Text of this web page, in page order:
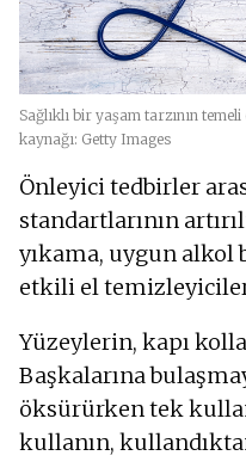
Sağlıklı bir yaşam tarzının
kaynağı: Getty Images
Önleyici tedbirler
standartlarının
yıkama, uygun alkol
etkili el
Yüzeylerin, kapı
Başkalarına
öksürürken tek
kullanın,